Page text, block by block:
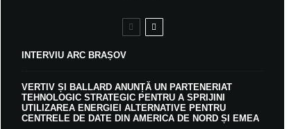
INTERVIU ARC BRAȘOV
VERTIV ȘI BALLARD ANUNȚĂ UN PARTENERIAT
TEHNOLOGIC STRATEGIC PENTRU A SPRIJINI
UTILIZAREA ENERGIEI ALTERNATIVE PENTRU
CENTRELE DE DATE DIN AMERICA DE NORD ȘI EMEA